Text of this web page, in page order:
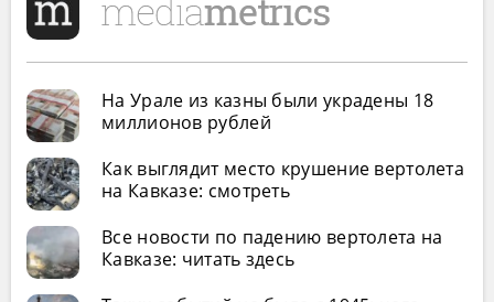
На Урале из казны были украдены 18
миллионов рублей
Как выглядит место крушение вертолета
на Кавказе: смотреть
Все новости по падению вертолета на
Кавказе: читать здесь